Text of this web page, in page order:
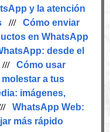
y la atención
/// Cómo enviar
en WhatsApp
desde el
Cómo usar
a tus
imágenes,
WhatsApp Web:
más rápido